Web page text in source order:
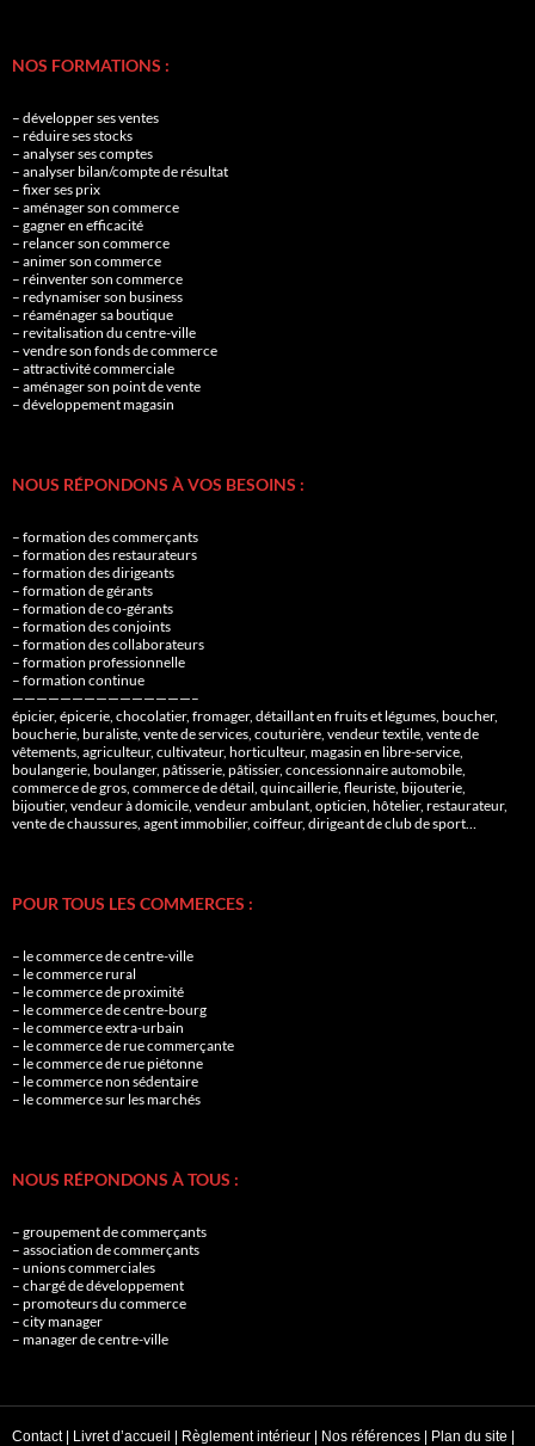
NOS FORMATIONS :
– développer ses ventes
– réduire ses stocks
– analyser ses comptes
– analyser bilan/compte de résultat
– fixer ses prix
– aménager son commerce
– gagner en efficacité
– relancer son commerce
– animer son commerce
– réinventer son commerce
– redynamiser son business
– réaménager sa boutique
– revitalisation du centre-ville
– vendre son fonds de commerce
– attractivité commerciale
– aménager son point de vente
– développement magasin
NOUS RÉPONDONS À VOS BESOINS :
– formation des commerçants
– formation des restaurateurs
– formation des dirigeants
– formation de gérants
– formation de co-gérants
– formation des conjoints
– formation des collaborateurs
– formation professionnelle
– formation continue
———————————————–
épicier, épicerie, chocolatier, fromager, détaillant en fruits et légumes, boucher,
boucherie, buraliste, vente de services, couturière, vendeur textile, vente de
vêtements, agriculteur, cultivateur, horticulteur, magasin en libre-service,
boulangerie, boulanger, pâtisserie, pâtissier, concessionnaire automobile,
commerce de gros, commerce de détail, quincaillerie, fleuriste, bijouterie,
bijoutier, vendeur à domicile, vendeur ambulant, opticien, hôtelier, restaurateur,
vente de chaussures, agent immobilier, coiffeur, dirigeant de club de sport…
POUR TOUS LES COMMERCES :
– le commerce de centre-ville
– le commerce rural
– le commerce de proximité
– le commerce de centre-bourg
– le commerce extra-urbain
– le commerce de rue commerçante
– le commerce de rue piétonne
– le commerce non sédentaire
– le commerce sur les marchés
NOUS RÉPONDONS À TOUS :
– groupement de commerçants
– association de commerçants
– unions commerciales
– chargé de développement
– promoteurs du commerce
– city manager
– manager de centre-ville
Contact| Livret d’accueil Règlement intérieur Nos références Plan du site